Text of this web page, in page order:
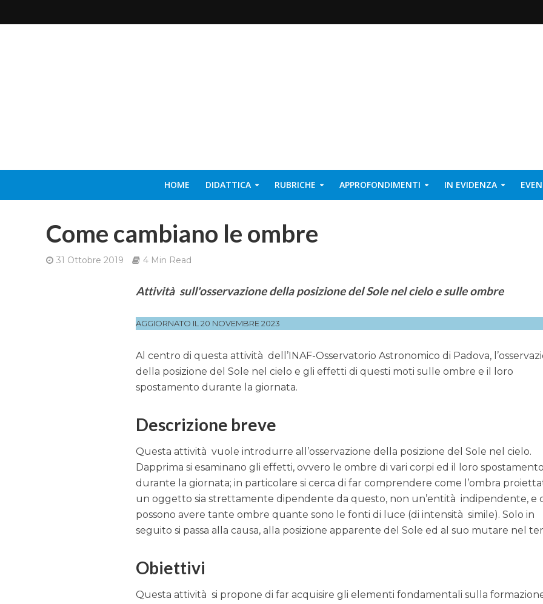
HOME DIDATTICA RUBRICHE APPROFONDIMENTI IN EVIDENZA
Come cambiano le ombre
31 Ottobre 2019 4 Min Read
Attività sull'osservazione della posizione del Sole nel cielo e sulle ombre
AGGIORNATO IL 20 NOVEMBRE 2023
Al centro di questa attività dell’INAF-Osservatorio Astronomico di Padova,
della posizione del Sole nel cielo e gli effetti di questi moti sulle ombre e il loro
spostamento durante la giornata.
Descrizione breve
Questa attività vuole introdurre all’osservazione della posizione del Sole nel cielo.
Dapprima si esaminano gli effetti, ovvero le ombre di vari corpi ed il loro spostamento
durante la giornata; in particolare si cerca di far comprendere come l’ombra
un oggetto sia strettamente dipendente da questo, non un’entità indipendente, e
possono avere tante ombre quante sono le fonti di luce (di intensità simile). Solo in
seguito si passa alla causa, alla posizione apparente del Sole ed al suo mutare nel
Obiettivi
Questa attività si propone di far acquisire gli elementi fondamentali sulla